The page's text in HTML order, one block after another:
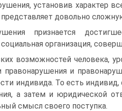
установив характер
доволь­но
признается
организация,
возможностей человека,
и
индивида. То есть
а затем и юридической
смысл своего поступка.